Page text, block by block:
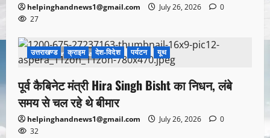
helpinghandnews1@gmail.com July 26, 2026
0
27
1 minute read
उत्तराखण्ड क्राइम देश-विदेश पर्यटन यूथ
पूर्व कैबिनेट मंत्री Hira Singh Bisht का निधन, लंबे
समय से चल रहे थे बीमार
helpinghandnews1@gmail.com July 26, 2026
0
32